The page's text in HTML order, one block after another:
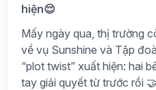
hiện😌
Mấy ngày qua, thị trường
về vụ Sunshine và Tập
“plot twist” xuất hiện: hai
tay giải quyết từ trước rồi 🤝